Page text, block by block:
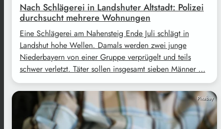
Nach Schlägerei in Landshuter Altstadt: Polizei
durchsucht mehrere Wohnungen
Eine Schlägerei am Nahensteig Ende Juli schlägt in
Landshut hohe Wellen. Damals werden zwei junge
Niederbayern von einer Gruppe verprügelt und teils
schwer verletzt. Täter sollen insgesamt sieben Männer …
Pixabay